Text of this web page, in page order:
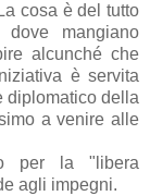
cosa è del tutto
mangiano
alcunché che
è servita
diplomatico della
a venire alle
per la "libera
agli impegni.